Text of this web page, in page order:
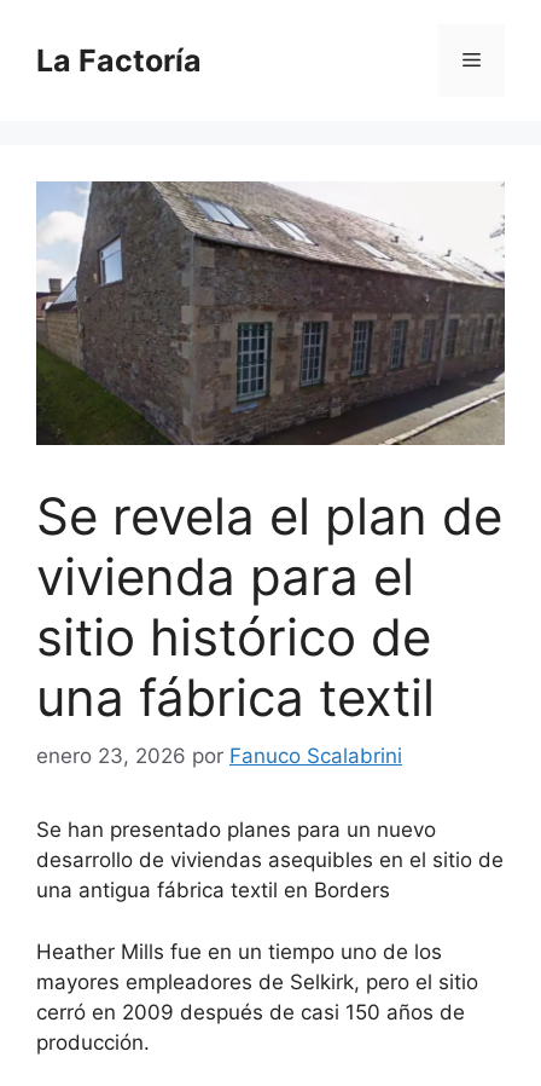
contenido
La Factoría Menú
Se revela el plan de
vivienda para el
sitio histórico de
una fábrica textil
enero 23, 2026 por Fanuco Scalabrini
Se han presentado planes para un nuevo
desarrollo de viviendas asequibles en el sitio de
una antigua fábrica textil en Borders
Heather Mills fue en un tiempo uno de los
mayores empleadores de Selkirk, pero el sitio
cerró en 2009 después de casi 150 años de
producción.